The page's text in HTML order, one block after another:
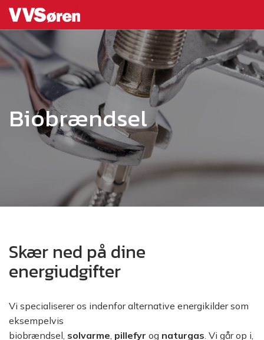
Biobrændsel
Skær ned på dine
energiudgifter
Vi specialiserer os indenfor alternative energikilder som
eksempelvis
biobrændsel, solvarme, pillefyr og naturgas. Vi går op i,